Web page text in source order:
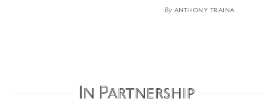
By ANTHONY TRAINA
In Partnership